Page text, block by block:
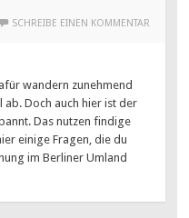
SCHREIBE EINEN KOMMENTAR
wandern zunehmend
ab. Doch auch hier ist der
Das nutzen findige
einige Fragen, die du
im Berliner Umland